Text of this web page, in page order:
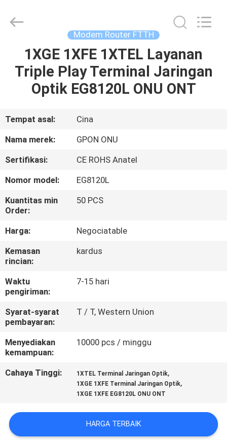
RUMAH
PRODUK
TENTANG
KAMI
TUR
PABRIK
KONTROL
KUALITAS
HUBUNGI
KAMI
PERMINTAAN
SITEMAP
POLICY
LIMITED.
Modem Router FTTH
1XGE 1XFE 1XTEL Layanan
Triple Play Terminal Jaringan
Optik EG8120L ONU ONT
Tempat asal:
Cina
Nama merek:
GPON ONU
Sertifikasi:
CE ROHS Anatel
Nomor model:
EG8120L
Kuantitas min
Order:
50 PCS
Harga:
Negociatable
Kemasan
rincian:
kardus
Waktu
pengiriman:
7-15 hari
Syarat-syarat
pembayaran:
T / T, Western Union
Menyediakan
kemampuan:
10000 pcs / minggu
Cahaya Tinggi: 1XTEL Terminal Jaringan Optik,
1XGE 1XFE Terminal Jaringan Optik,
1XGE 1XFE EG8120L ONU ONT
HARGA TERBAIK